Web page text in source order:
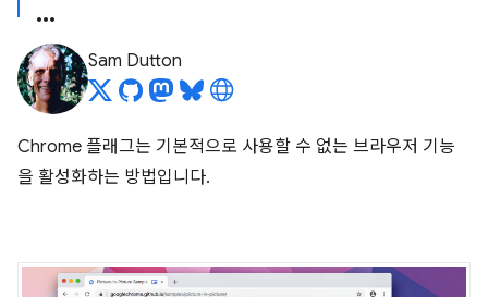
Sam Dutton
Chrome 플래그는 기본적으로 사용할 수 없는 브라우저 기능
을 활성화하는 방법입니다.